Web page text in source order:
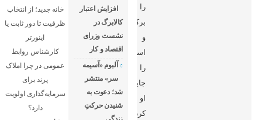
را
برکنار
و
استاندار
را
جایگزین
او
کرد.
افزایش اعتبار
کالابرگ در
نشست وزرای
اقتصاد و کار
آلبوم «آسیمه
سر» منتشر
شد؛ دعوت به
شنیدن حرکتِ
خانه جدید؛ از انتخاب
ظرفیت تا دور ثابت یا
اینورتر
کارشناس روابط
عمومیدر چرا املاک
پرند برای
سرمایه‌گذاری اولویت
دارد؟